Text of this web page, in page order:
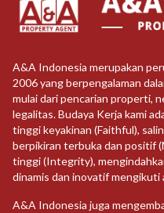
A&A Indonesia merupakan
2006 yang berpengalaman
mulai dari pencarian properti,
legalitas. Budaya Kerja kami
tinggi keyakinan (Faithful),
berpikiran terbuka dan positif
tinggi (Integrity),
dinamis dan inovatif mengikuti
A&A Indonesia juga